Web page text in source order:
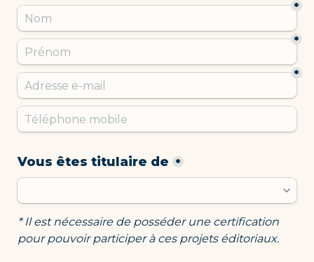
*
*
*
Vous êtes titulaire de *
* Il est nécessaire de posséder une certification
pour pouvoir participer à ces projets éditoriaux.